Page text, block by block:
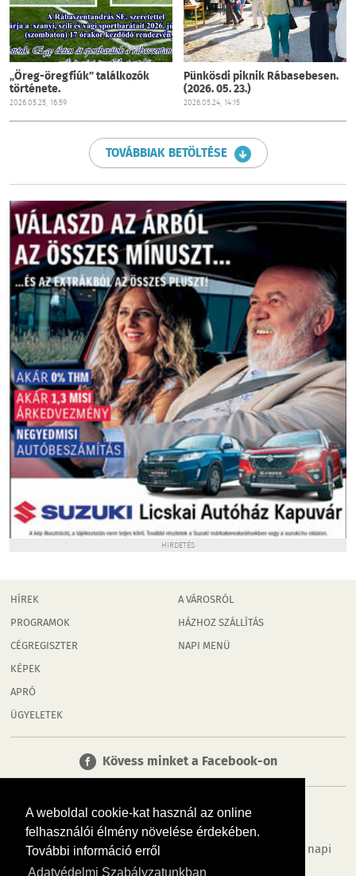
A weboldal cookie-kat használ az online
felhasználói élmény növelése érdekében.
További információ erről
Adatvédelmi Szabályzatunkban
„Öreg-öregfiúk” találkozók
története.
2026.05.25, 16:59
Pünkösdi piknik Rábasebesen.
(2026. 05. 23.)
2026.05.24, 14:15
TOVÁBBIAK BETÖLTÉSE
HIRDETÉS
HÍREK
PROGRAMOK
CÉGREGISZTER
KÉPEK
APRÓ
ÜGYELETEK
A VÁROSRÓL
HÁZHOZ SZÁLLÍTÁS
NAPI MENÜ
Kövess minket a Facebook-on
Tudj meg többet városodról! Hírek, programok, képek, napi
menü, cégek…. és minden, ami Rábaköz